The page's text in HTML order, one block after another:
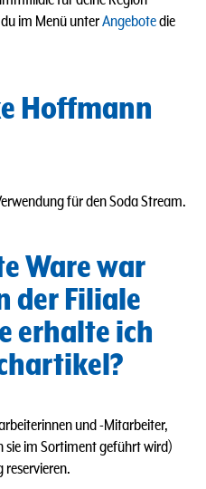
im Menü unterAngebotedie
Hoffmann
für den Soda Stream.
Ware war
der Filiale
erhalte ich
und -Mitarbeiter,
sie im Sortiment geführt wird)
reservieren.